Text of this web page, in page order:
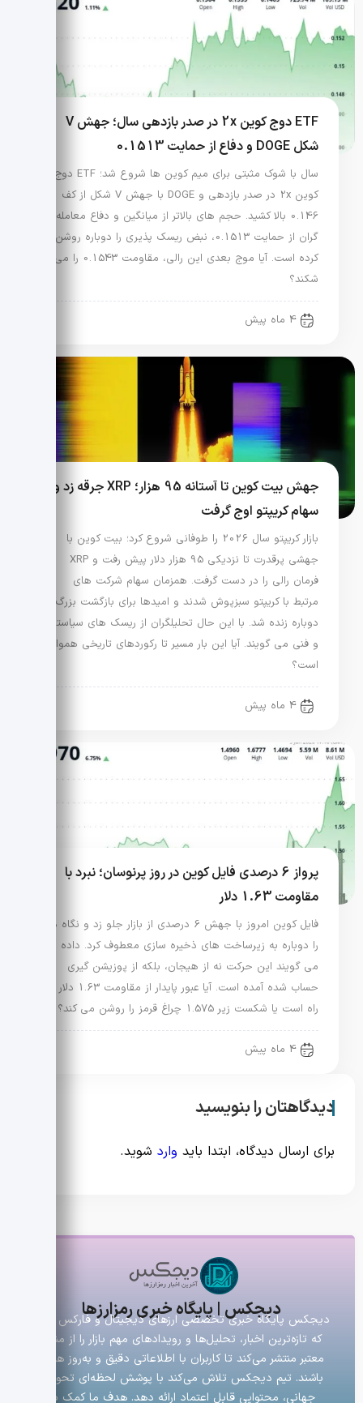
ETF دوج کوین 2x در صدر بازدهی سال؛ جهش V
شکل DOGE و دفاع از حمایت 0.1513
سال با شوک مثبتی برای میم کوین ها شروع شد؛ ETF دوج
کوین 2x در صدر بازدهی و DOGE با جهش V شکل از کف
0.146 بالا کشید. حجم های بالاتر از میانگین و دفاع معامله
گران از حمایت 0.1513، نبض ریسک پذیری را دوباره روشن
کرده است. آیا موج بعدی این رالی، مقاومت 0.1543 را می
شکند؟
4 ماه پیش
جهش بیت کوین تا آستانه 95 هزار؛ XRP جرقه زد و
سهام کریپتو اوج گرفت
بازار کریپتو سال 2026 را طوفانی شروع کرد؛ بیت کوین با
جهشی پرقدرت تا نزدیکی 95 هزار دلار پیش رفت و XRP
فرمان رالی را در دست گرفت. همزمان سهام شرکت های
مرتبط با کریپتو سبزپوش شدند و امیدها برای بازگشت بزرگ
دوباره زنده شد. با این حال تحلیلگران از ریسک های سیاستی
و فنی می گویند. آیا این بار مسیر تا رکوردهای تاریخی هموار
است؟
4 ماه پیش
پرواز 6 درصدی فایل کوین در روز پرنوسان؛ نبرد با
مقاومت 1.63 دلار
فایل کوین امروز با جهش 6 درصدی از بازار جلو زد و نگاه ها
را دوباره به زیرساخت های ذخیره سازی معطوف کرد. داده ها
می گویند این حرکت نه از هیجان، بلکه از پوزیشن گیری
حساب شده آمده است. آیا عبور پایدار از مقاومت 1.63 دلار در
راه است یا شکست زیر 1.575 چراغ قرمز را روشن می کند؟
4 ماه پیش
دیدگاهتان را بنویسید
برای ارسال دیدگاه، ابتدا باید وارد شوید.
دیجکس | پایگاه خبری رمزارزها
دیجکس پایگاه خبری تخصصی ارزهای دیجیتال و فارکس است
که تازه‌ترین اخبار، تحلیل‌ها و رویدادهای مهم بازار را از منابع
معتبر منتشر می‌کند تا کاربران با اطلاعاتی دقیق و به‌روز همراه
باشند. تیم دیجکس تلاش می‌کند با پوشش لحظه‌ای تحولات
جهانی، محتوایی قابل اعتماد ارائه دهد. هدف ما کمک به